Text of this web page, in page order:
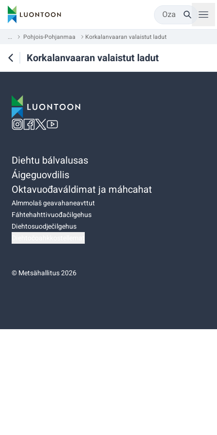
Oza
... Pohjois-Pohjanmaa Korkalanvaaran valaistut ladut
Korkalanvaaran valaistut ladut
Diehtu bálvalusas
Áigeguovdilis
Oktavuođaváldimat ja máhcahat
Almmolaš geavahaneavttut
Fáhtehahttivuođačilgehus
Diehtosuodječilgehus
©Metsähallitus 2026